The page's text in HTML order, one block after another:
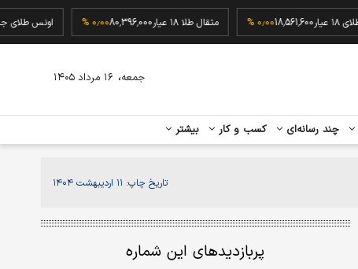
گرم طلای ۱۸ عیار 18,561,600 ۰٫۰۰ % مثقال طلا ۱۸ عیار 80,396,000 ۰٫۰۰ % اونس
چند رسانه‌ای کسب و کار بیشتر
جمعه، ۱۶ مرداد ۱۴۰۵
تاریخ چاپ: ۱۱ اردیبهشت ۱۴۰۴
پربازدیدهای این شماره